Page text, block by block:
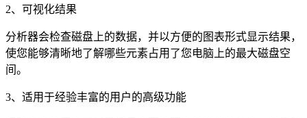
2、可视化结果
分析器会检查磁盘上的数据，并以方便的图表形式显示结果，
使您能够清晰地了解哪些元素占用了您电脑上的最大磁盘空
间。
3、适用于经验丰富的用户的高级功能